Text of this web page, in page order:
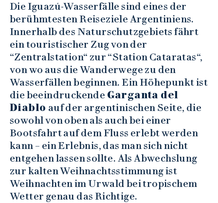
Die Iguazú-Wasserfälle sind eines der
berühmtesten Reiseziele Argentiniens.
Innerhalb des Naturschutzgebiets fährt
ein touristischer Zug von der
“Zentralstation“ zur “Station Cataratas“,
von wo aus die Wanderwege zu den
Wasserfällen beginnen. Ein Höhepunkt ist
die beeindruckende Garganta del
Diablo auf der argentinischen Seite, die
sowohl von oben als auch bei einer
Bootsfahrt auf dem Fluss erlebt werden
kann – ein Erlebnis, das man sich nicht
entgehen lassen sollte. Als Abwechslung
zur kalten Weihnachtsstimmung ist
Weihnachten im Urwald bei tropischem
Wetter genau das Richtige.